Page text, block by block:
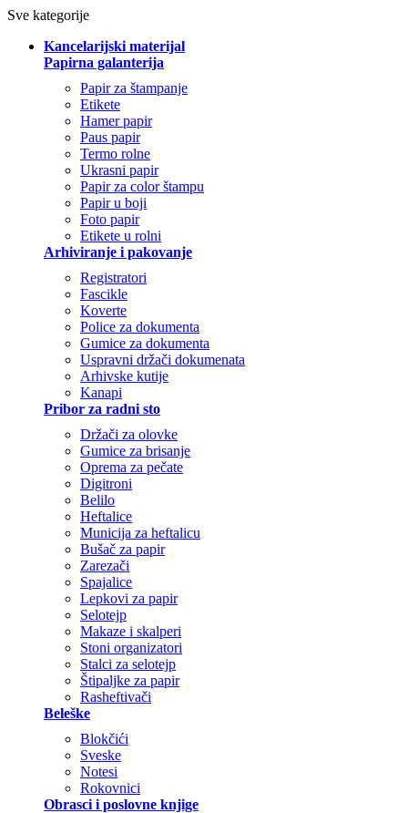
Sve kategorije
Kancelarijski materijal
Papirna galanterija
Papir za štampanje
Etikete
Hamer papir
Paus papir
Termo rolne
Ukrasni papir
Papir za color štampu
Papir u boji
Foto papir
Etikete u rolni
Arhiviranje i pakovanje
Registratori
Fascikle
Koverte
Police za dokumenta
Gumice za dokumenta
Uspravni držači dokumenata
Arhivske kutije
Kanapi
Pribor za radni sto
Držači za olovke
Gumice za brisanje
Oprema za pečate
Digitroni
Belilo
Heftalice
Municija za heftalicu
Bušač za papir
Zarezači
Spajalice
Lepkovi za papir
Selotejp
Makaze i skalperi
Stoni organizatori
Stalci za selotejp
Štipaljke za papir
Rasheftivači
Beleške
Blokčići
Sveske
Notesi
Rokovnici
Obrasci i poslovne knjige